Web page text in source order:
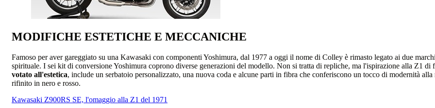
MODIFICHE ESTETICHE E MECCANICHE
Famoso per aver gareggiato su una Kawasaki con componenti Yoshimura, dal 1977 a oggi il nome di Colley è rimasto legato ai due
spirituale. I sei kit di conversione Yoshimura coprono diverse generazioni del modello. Non si tratta di repliche, ma l'ispirazione alla Z1 di
votato all'estetica, include un serbatoio personalizzato, una nuova coda e alcune parti in fibra che conferiscono un tocco di modernità
rifinito in nero e rosso.
Kawasaki Z900RS SE, l'omaggio alla Z1 del 1971